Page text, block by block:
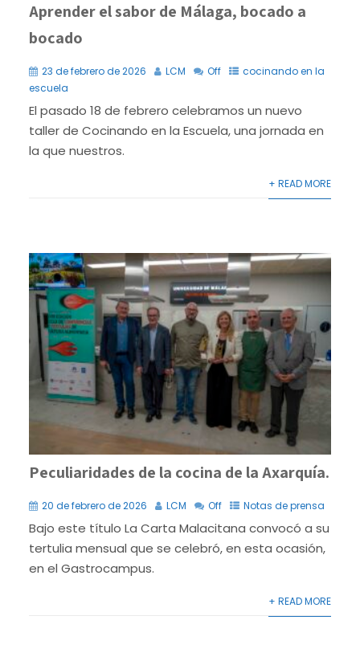
Aprender el sabor de Málaga, bocado a
bocado
23 de febrero de 2026 LCM Off
cocinando en la
escuela
El pasado 18 de febrero celebramos un nuevo
taller de Cocinando en la Escuela, una jornada en
la que nuestros.
+ READ MORE
Peculiaridades de la cocina de la Axarquía.
20 de febrero de 2026 LCM Off Notas de prensa
Bajo este título La Carta Malacitana convocó a su
tertulia mensual que se celebró, en esta ocasión,
en el Gastrocampus.
+ READ MORE